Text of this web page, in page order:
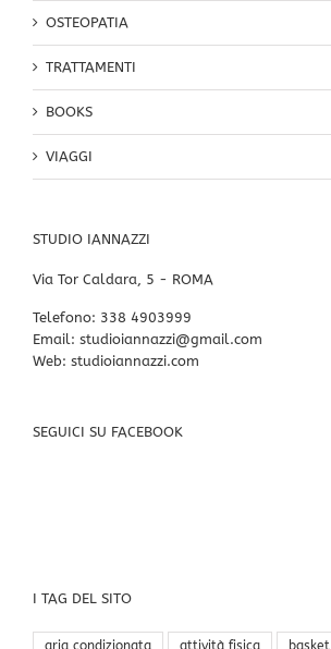
OSTEOPATIA
TRATTAMENTI
BOOKS
VIAGGI
STUDIO IANNAZZI
Via Tor Caldara, 5 - ROMA
Telefono: 338 4903999
Email: studioiannazzi@gmail.com
Web: studioiannazzi.com
SEGUICI SU FACEBOOK
I TAG DEL SITO
aria condizionata attività fisica basket